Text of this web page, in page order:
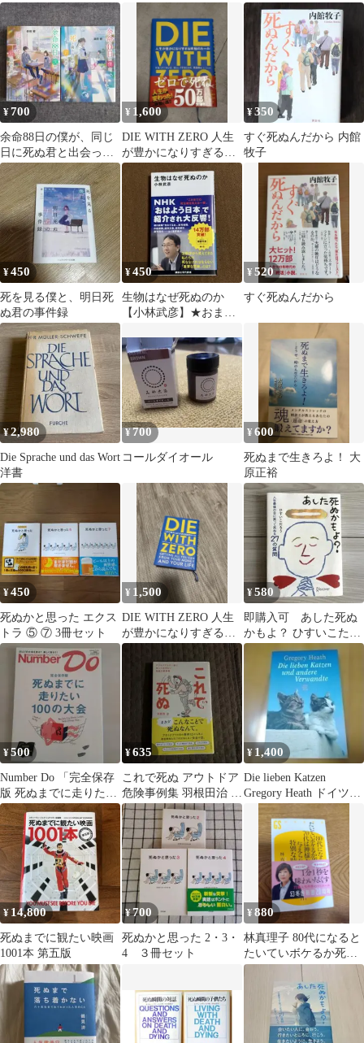
極のルール
¥700
余命88日の僕が、同じ
日に死ぬ君と出会った
話 森田碧 他 ２冊
セット
¥ 1,600
DIE WITH ZERO 人生
が豊かになりすぎる究
極のルール
¥350
すぐ死ぬんだから 内館
牧子
¥450
死を見る僕と、明日死
ぬ君の事件録
¥450
生物はなぜ死ぬのか
【小林武彦】★おまと
¥520
すぐ死ぬんだから
¥2,980
Die Sprache und das Wort
洋書
¥700
コールダイオール
¥600
死ぬまで生きろよ！ 大
原正裕
¥450
死ぬかと思った エクス
トラ ⑤ ⑦ 3冊セット
¥ 1,500
DIE WITH ZERO 人生
が豊かになりすぎる究
極のルール
¥580
即購入可 あした死ぬ
かもよ？ ひすいこたろ
う
¥500
Number Do 「完全保存
版 死ぬまでに走りたい
100の大会」
¥635
これで死ぬ アウトドア
危険事例集 羽根田治 山
と溪谷社
¥ 1,400
Die lieben Katzen
Gregory Heath ドイツ語
¥ 14,800
死ぬまでに観たい映画
1001本 第五版
¥700
死ぬかと思った 2・3・
4 ３冊セット
¥880
林真理子 80代になると
たいていボケるか死ぬ
幻冬舎新書